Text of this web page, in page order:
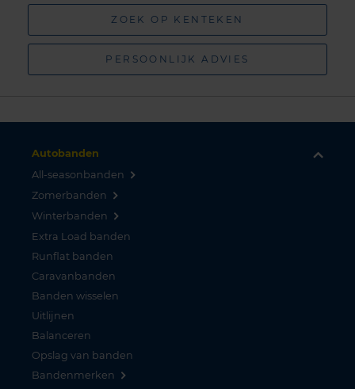
ZOEK OP KENTEKEN
PERSOONLIJK ADVIES
Autobanden
All-seasonbanden
Zomerbanden
Winterbanden
Extra Load banden
Runflat banden
Caravanbanden
Banden wisselen
Uitlijnen
Balanceren
Opslag van banden
Bandenmerken